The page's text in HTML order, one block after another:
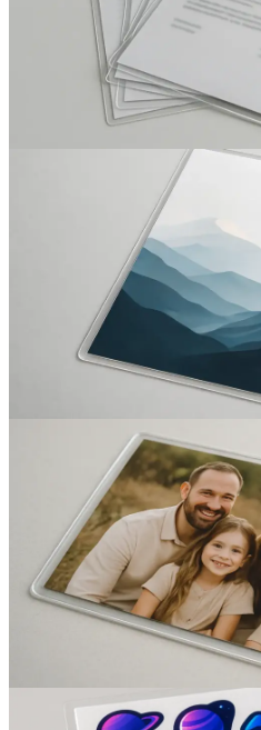
Вакансии
О компании
Написать директору